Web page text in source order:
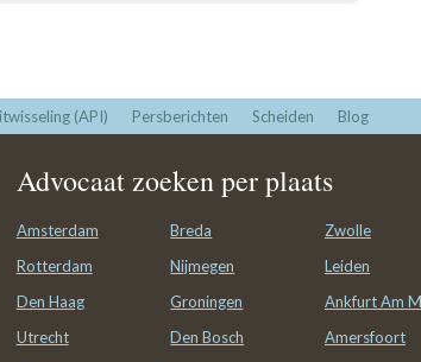
(API) Persberichten Scheiden Blog
Advocaat zoeken per plaats
Amsterdam
Rotterdam
Den Haag
Utrecht
Breda
Nijmegen
Groningen
Den Bosch
Zwolle
Leiden
Ankfurt Am
Amersfoort